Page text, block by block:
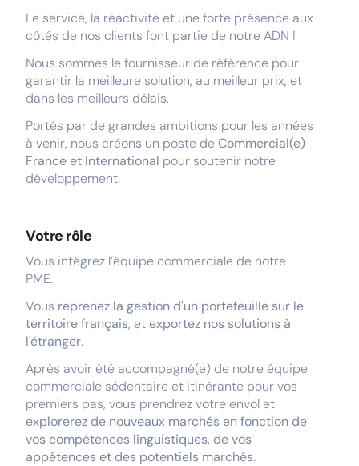
Le service, la réactivité et une forte présence aux
côtés de nos clients font partie de notre ADN !
Nous sommes le fournisseur de référence pour
garantir la meilleure solution, au meilleur prix, et
dans les meilleurs délais.
Portés par de grandes ambitions pour les années
à venir, nous créons un poste deCommercial(e)
France et International pour soutenir notre
développement.
Votre rôle
Vous intégrez l’équipe commerciale de notre
PME.
Vous reprenez la gestion d'un portefeuille sur le
territoire français, et exportez nos solutions à
l'étranger.
Après avoir été accompagné(e) de notre équipe
commerciale sédentaire et itinérante pour vos
premiers pas, vous prendrez votre envol et
explorerez de nouveaux marchés en fonction de
vos compétences linguistiques, de vos
appétences et des potentiels marchés.